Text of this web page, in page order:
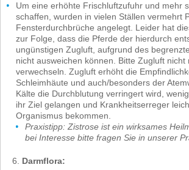
Um eine erhöhte Frischluftzufuhr und mehr
schaffen, wurden in vielen Ställen vermehrt
Fensterdurchbrüche angelegt. Leider hat
zur Folge, dass die Pferde der hierdurch
ungünstigen Zugluft, aufgrund des
nicht ausweichen können. Bitte Zugluft nicht
verwechseln. Zugluft erhöht die
Schleimhäute und auch/besonders der
Kälte die Durchblutung verringert wird,
ihr Ziel gelangen und Krankheitserreger
Organismus bekommen.
Praxistipp: Zistrose ist ein wirksames
bei Interesse bitte fragen Sie in unserer
Darmflora: